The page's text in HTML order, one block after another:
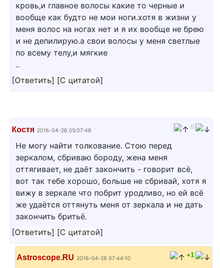
кровь,и главное волосы какие то черные и
вообще как будто не мои ноги.хотя в жизни у
меня волос на ногах нет и я их вообще не брею
и не депилирую.а свои волосы у меня светлые
по всему телу,и мягкие
..
[Ответить] [С цитатой]
Костя 2016-04-28 05:07:48 0
Не могу найти толкование. Стою перед
зеркалом, сбриваю бороду, жена меня
оттягивает, не даёт закончить - говорит всё,
вот так тебе хорошо, больше не сбривай, хотя я
вижу в зеркале что побрит уродливо, но ей всё
же удаётся оттянуть меня от зеркала и не дать
закончить бритьё.
[Ответить] [С цитатой]
Astroscope.RU 2016-04-28 07:44:10 +1